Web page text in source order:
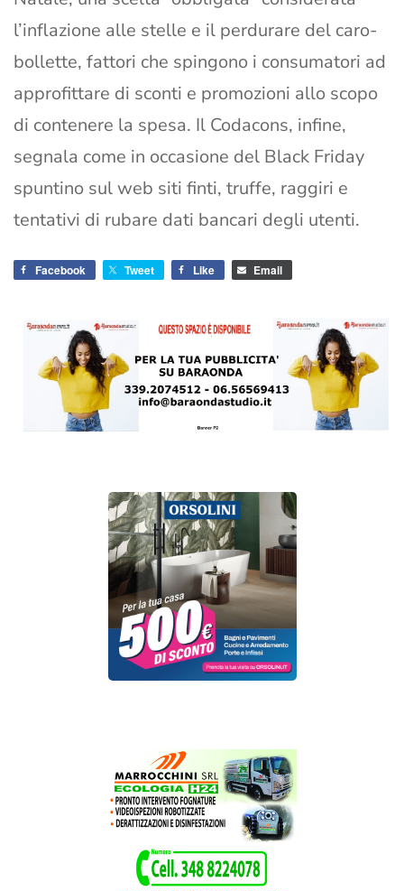
l’inflazione alle stelle e il perdurare del caro-
bollette, fattori che spingono i consumatori ad
approfittare di sconti e promozioni allo scopo
di contenere la spesa. Il Codacons, infine,
segnala come in occasione del Black Friday
spuntino sul web siti finti, truffe, raggiri e
tentativi di rubare dati bancari degli utenti.
Facebook Tweet Like Email